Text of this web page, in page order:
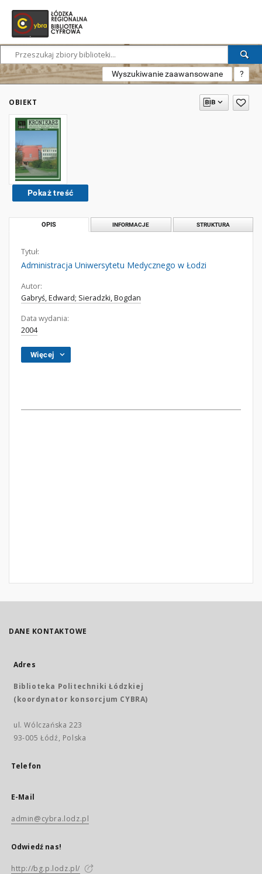
Wyszukiwanie zaawansowane ?
OBIEKT
Pokaż treść
OPIS INFORMACJE STRUKTURA
Tytuł:
Administracja Uniwersytetu Medycznego w Łodzi
Autor:
Gabryś, Edward; Sieradzki, Bogdan
Data wydania:
2004
Więcej
DANE KONTAKTOWE
Adres
Biblioteka Politechniki Łódzkiej
(koordynator konsorcjum CYBRA)
ul. Wólczańska 223
93-005 Łódź, Polska
Telefon
E-Mail
admin@cybra.lodz.pl
Odwiedź nas!
http://bg.p.lodz.pl/